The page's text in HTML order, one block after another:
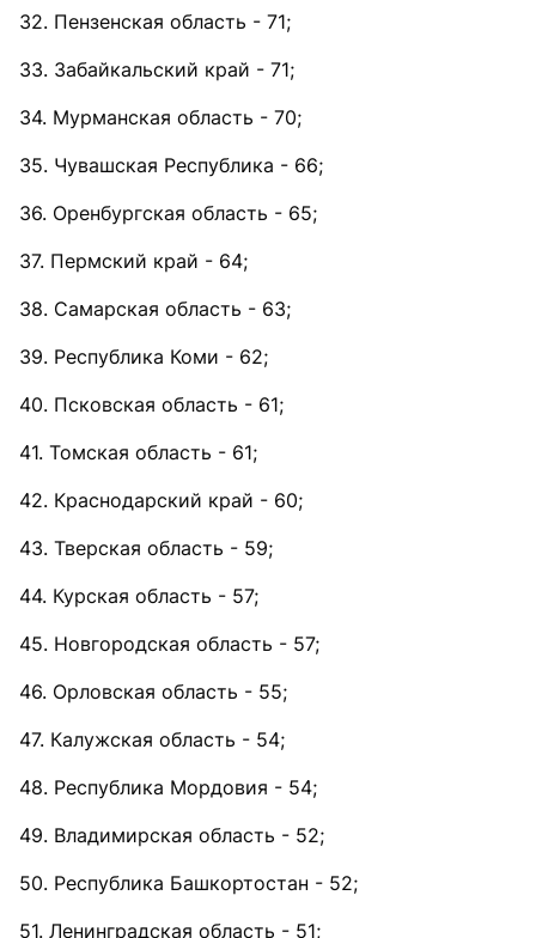
32. Пензенская область - 71;
33. Забайкальский край - 71;
34. Мурманская область - 70;
35. Чувашская Республика - 66;
36. Оренбургская область - 65;
37. Пермский край - 64;
38. Самарская область - 63;
39. Республика Коми - 62;
40. Псковская область - 61;
41. Томская область - 61;
42. Краснодарский край - 60;
43. Тверская область - 59;
44. Курская область - 57;
45. Новгородская область - 57;
46. Орловская область - 55;
47. Калужская область - 54;
48. Республика Мордовия - 54;
49. Владимирская область - 52;
50. Республика Башкортостан - 52;
51. Ленинградская область - 51;